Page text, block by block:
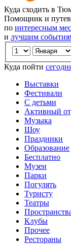
Куда сходить в
Помощник и
по интересным
и лучшим
Куда пойти
Выставки
Фестивали
С детьми
Активный
Музыка
Шоу
Праздники
Образование
Бесплатно
Музеи
Парки
Погулять
Туристу
Театры
Клубы
Прочее
Рестораны